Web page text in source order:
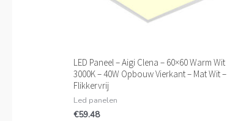
LED Paneel – Aigi Clena – 60×60 Warm Wit
3000K – 40W Opbouw Vierkant – Mat Wit –
Flikkervrij
Led panelen
€59.48